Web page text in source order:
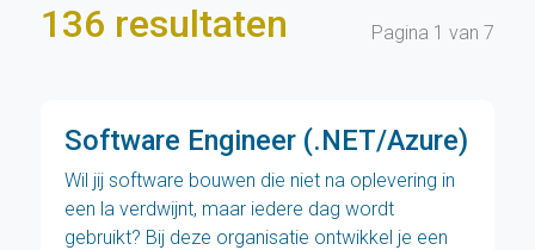
136 resultaten Pagina 1 van 7
Software Engineer (.NET/Azure)
Wil jij software bouwen die niet na oplevering in
een la verdwijnt, maar iedere dag wordt
gebruikt? Bij deze organisatie ontwikkel je een